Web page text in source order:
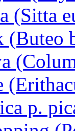
(Sitta
(Buteo
p.